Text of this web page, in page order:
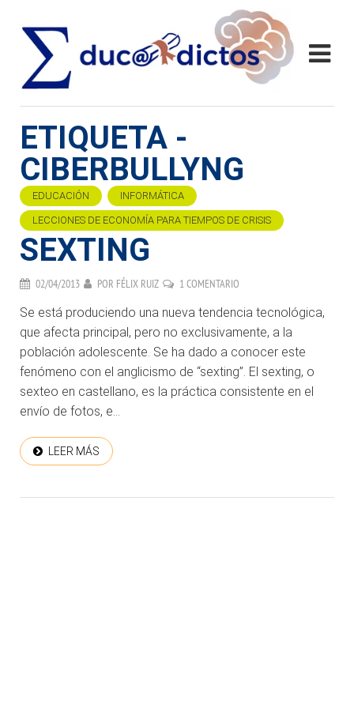
ETIQUETA -
CIBERBULLYNG
EDUCACIÓN INFORMÁTICA
LECCIONES DE ECONOMÍA PARA TIEMPOS DE CRISIS
SEXTING
02/04/2013 POR FÉLIX RUIZ 1 COMENTARIO
Se está produciendo una nueva tendencia tecnológica,
que afecta principal, pero no exclusivamente, a la
población adolescente. Se ha dado a conocer este
fenómeno con el anglicismo de “sexting”. El sexting, o
sexteo en castellano, es la práctica consistente en el
envío de fotos, e...
LEER MÁS